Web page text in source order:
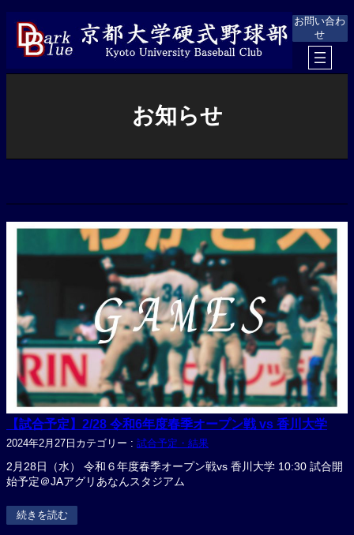
キ
お問い合わ
せ
お知らせ
【試合予定】2/28 令和6年度春季オープン戦 vs 香川大学
2024年2月27日 カテゴリー : 試合予定・結果
2月28日（水） 令和６年度春季オープン戦vs 香川大学 10:30 試合開
始予定＠JAアグリあなんスタジアム
続きを読む